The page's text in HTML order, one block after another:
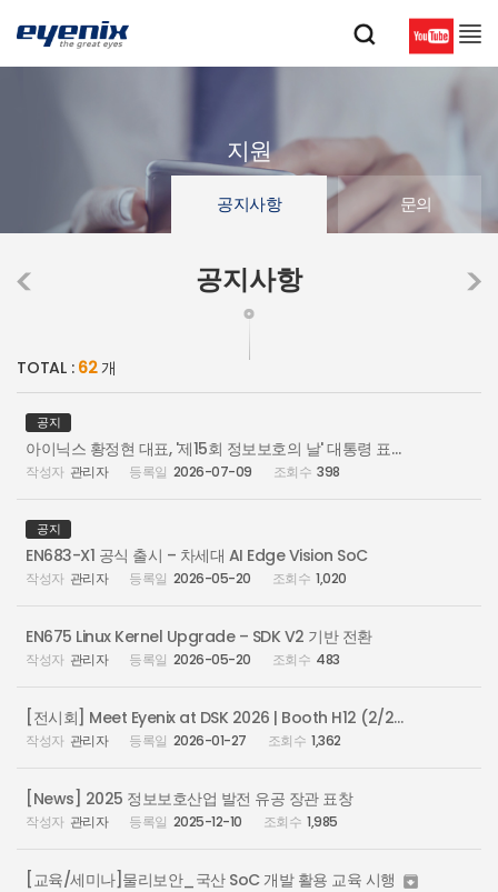
지원
공지사항 문의
공지사항
TOTAL : 62개
공지
아이닉스 황정현 대표, '제15회 정보보호의 날' 대통령 표창 수상
관리자 2026-07-09 398
공지
EN683-X1 공식 출시 – 차세대 AI Edge Vision SoC
관리자 2026-05-20 1,020
EN675 Linux Kernel Upgrade – SDK V2 기반 전환
관리자 2026-05-20 483
[전시회] Meet Eyenix at DSK 2026 | Booth H12 (2/25~2/27, Busan Bexco)
관리자 2026-01-27 1,362
[News] 2025 정보보호산업 발전 유공 장관 표창
관리자 2025-12-10 1,985
[교육/세미나]물리보안_국산 SoC 개발 활용 교육 시행 